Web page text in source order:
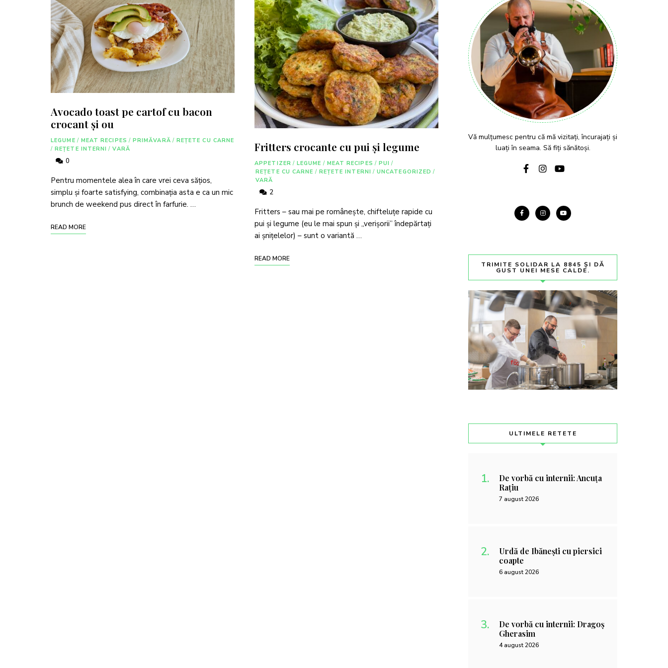
Avocado toast pe cartof cu bacon
crocant și ou
LEGUME / MEAT RECIPES / PRIMĂVARĂ / REȚETE CU CARNE
/ REȚETE INTERNI / VARĂ
0
Pentru momentele alea în care vrei ceva sățios,
simplu și foarte satisfying, combinația asta e ca un mic
brunch de weekend pus direct în farfurie. …
READ MORE
Fritters crocante cu pui și legume
APPETIZER / LEGUME / MEAT RECIPES / PUI /
REȚETE CU CARNE / REȚETE INTERNI / UNCATEGORIZED /
VARĂ
2
Fritters – sau mai pe românește, chifteluțe rapide cu
pui și legume (eu le mai spun și „verișorii” îndepărtați
ai șnițelelor) – sunt o variantă …
READ MORE
Vă mulțumesc pentru că mă vizitați, încurajați și
luați în seama. Să fiți sănătoși.
TRIMITE SOLIDAR LA 8845 ȘI DĂ
GUST UNEI MESE CALDE.
ULTIMELE RETETE
De vorbă cu internii: Ancuța
Rațiu
7 august 2026
Urdă de Ibănești cu piersici
coapte
6 august 2026
De vorbă cu internii: Dragoș
Gherasim
4 august 2026